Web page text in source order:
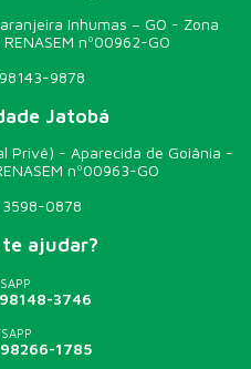
Inhumas – GO - Zona
nº00962-GO
9878
Jatobá
Privê) - Aparecida de Goiânia -
nº00963-GO
3598-0878
ajudar?
3746
1785